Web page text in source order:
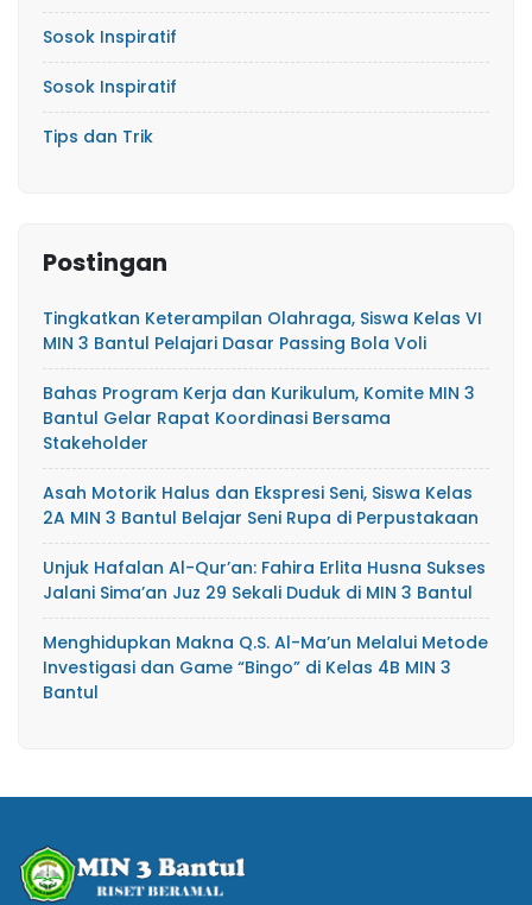
Sosok Inspiratif
Sosok Inspiratif
Tips dan Trik
Postingan
Tingkatkan Keterampilan Olahraga, Siswa Kelas VI
MIN 3 Bantul Pelajari Dasar Passing Bola Voli
Bahas Program Kerja dan Kurikulum, Komite MIN 3
Bantul Gelar Rapat Koordinasi Bersama
Stakeholder
Asah Motorik Halus dan Ekspresi Seni, Siswa Kelas
2A MIN 3 Bantul Belajar Seni Rupa di Perpustakaan
Unjuk Hafalan Al-Qur’an: Fahira Erlita Husna Sukses
Jalani Sima’an Juz 29 Sekali Duduk di MIN 3 Bantul
Menghidupkan Makna Q.S. Al-Ma’un Melalui Metode
Investigasi dan Game “Bingo” di Kelas 4B MIN 3
Bantul